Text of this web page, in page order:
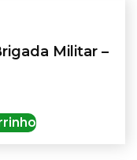
Militar –